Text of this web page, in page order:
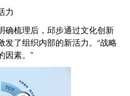
力
梳理后，邱步通过文化创新
了组织内部的新活力。“战略
因素。”